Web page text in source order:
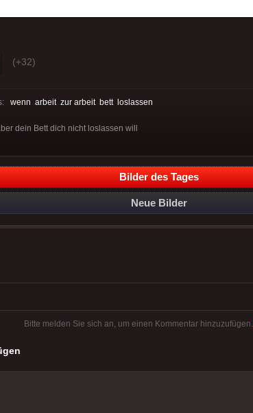
(+32)
wenn arbeit zur arbeit bett loslassen
dein Bett dich nicht loslassen will
Bilder des Tages
Neue Bilder
Bitte melden Sie sich an, um einen Kommentar hinzuzufügen.